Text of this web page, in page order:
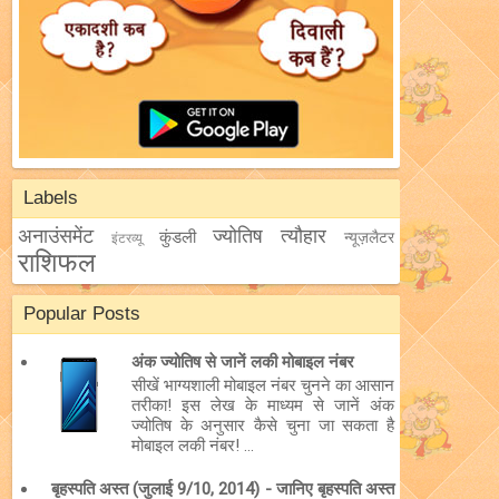
Labels
अनाउंसमेंट इंटरव्यू कुंडली ज्योतिष त्यौहार न्यूज़लैटर
राशिफल
Popular Posts
अंक ज्योतिष से जानें लकी मोबाइल नंबर
सीखें भाग्यशाली मोबाइल नंबर चुनने का आसान
तरीका! इस लेख के माध्यम से जानें अंक
ज्योतिष के अनुसार कैसे चुना जा सकता है
मोबाइल लकी नंबर! ...
बृहस्पति अस्त (जुलाई 9/10, 2014) - जानिए बृहस्पति अस्त